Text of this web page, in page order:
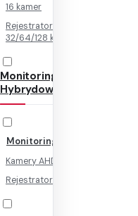
16 kamer
Rejestratory IP na
32/64/128 kamer
Monitoring
Hybrydowy
Monitoring AHD
Kamery AHD
Rejestratory AHD